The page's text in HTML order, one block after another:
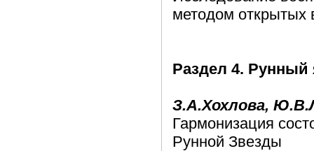
методом открытых
Раздел 4. Рунный
З.А.Хохлова,
Гармонизация
Рунной Звезды